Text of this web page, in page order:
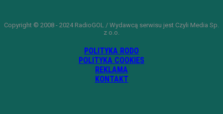
Copyright © 2008 - 2024 RadioGOL / Wydawcą serwisu jest Czyli Media Sp.
z o.o.
POLITYKA RODO
POLITYKA COOKIES
REKLAMA
KONTAKT